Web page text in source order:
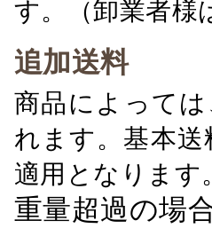
す。（卸業者様
追加送料
商品によって
れます。基本
適用となります
重量超過の場